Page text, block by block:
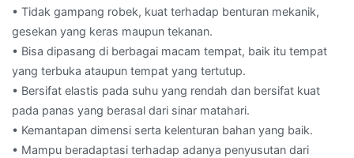
• Tidak gampang robek, kuat terhadap benturan mekanik,
gesekan yang keras maupun tekanan.
• Bisa dipasang di berbagai macam tempat, baik itu tempat
yang terbuka ataupun tempat yang tertutup.
• Bersifat elastis pada suhu yang rendah dan bersifat kuat
pada panas yang berasal dari sinar matahari.
• Kemantapan dimensi serta kelenturan bahan yang baik.
• Mampu beradaptasi terhadap adanya penyusutan dari